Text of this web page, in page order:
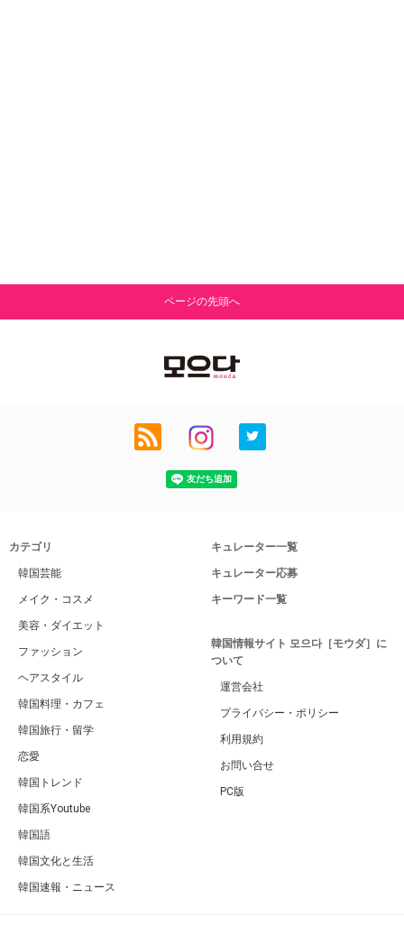
ページの先頭へ
カテゴリ
韓国芸能
メイク・コスメ
美容・ダイエット
ファッション
ヘアスタイル
韓国料理・カフェ
韓国旅行・留学
恋愛
韓国トレンド
韓国系Youtube
韓国語
韓国文化と生活
韓国速報・ニュース
キュレーター一覧
キュレーター応募
キーワード一覧
韓国情報サイト 모으다［モウダ］に
ついて
運営会社
プライバシー・ポリシー
利用規約
お問い合せ
PC版